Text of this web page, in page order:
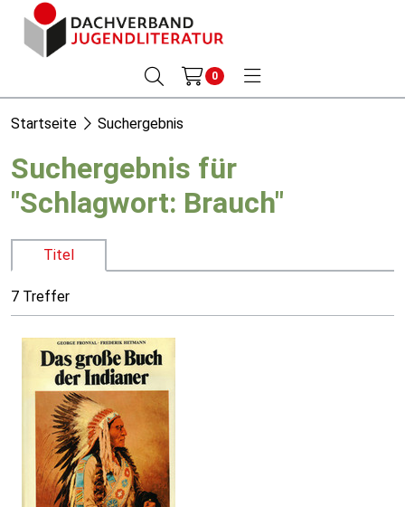
0
Startseite Suchergebnis
Suchergebnis für
"Schlagwort: Brauch"
Titel
7 Treffer